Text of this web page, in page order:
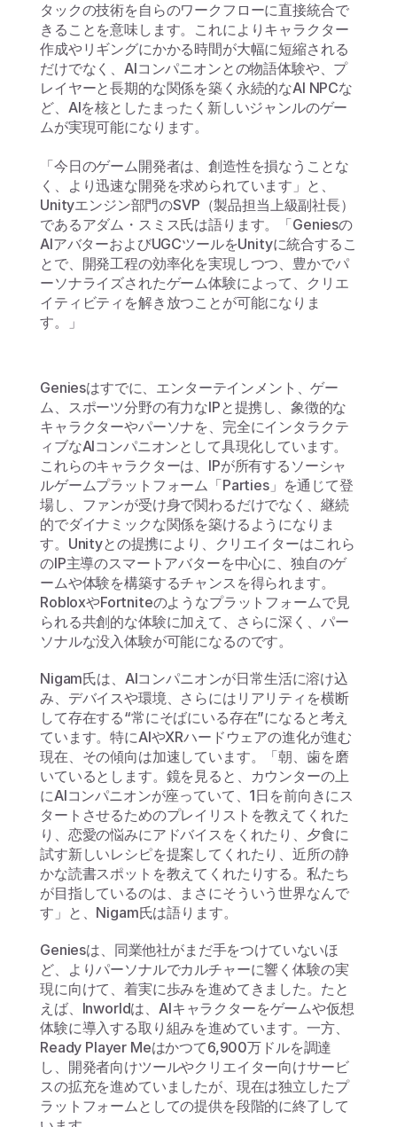
タックの技術を自らのワークフローに直接統合で
きることを意味します。これによりキャラクター
作成やリギングにかかる時間が大幅に短縮される
だけでなく、AIコンパニオンとの物語体験や、プ
レイヤーと長期的な関係を築く永続的なAI NPCな
ど、AIを核としたまったく新しいジャンルのゲー
ムが実現可能になります。
「今日のゲーム開発者は、創造性を損なうことな
く、より迅速な開発を求められています」と、
Unityエンジン部門のSVP（製品担当上級副社長）
であるアダム・スミス氏は語ります。「Geniesの
AIアバターおよびUGCツールをUnityに統合するこ
とで、開発工程の効率化を実現しつつ、豊かでパ
ーソナライズされたゲーム体験によって、クリエ
イティビティを解き放つことが可能になりま
す。」
Geniesはすでに、エンターテインメント、ゲー
ム、スポーツ分野の有力なIPと提携し、象徴的な
キャラクターやパーソナを、完全にインタラクテ
ィブなAIコンパニオンとして具現化しています。
これらのキャラクターは、IPが所有するソーシャ
ルゲームプラットフォーム「Parties」を通じて登
場し、ファンが受け身で関わるだけでなく、継続
的でダイナミックな関係を築けるようになりま
す。Unityとの提携により、クリエイターはこれら
のIP主導のスマートアバターを中心に、独自のゲ
ームや体験を構築するチャンスを得られます。
RobloxやFortniteのようなプラットフォームで見
られる共創的な体験に加えて、さらに深く、パー
ソナルな没入体験が可能になるのです。
Nigam氏は、AIコンパニオンが日常生活に溶け込
み、デバイスや環境、さらにはリアリティを横断
して存在する“常にそばにいる存在”になると考え
ています。特にAIやXRハードウェアの進化が進む
現在、その傾向は加速しています。「朝、歯を磨
いているとします。鏡を見ると、カウンターの上
にAIコンパニオンが座っていて、1日を前向きにス
タートさせるためのプレイリストを教えてくれた
り、恋愛の悩みにアドバイスをくれたり、夕食に
試す新しいレシピを提案してくれたり、近所の静
かな読書スポットを教えてくれたりする。私たち
が目指しているのは、まさにそういう世界なんで
す」と、Nigam氏は語ります。
Geniesは、同業他社がまだ手をつけていないほ
ど、よりパーソナルでカルチャーに響く体験の実
現に向けて、着実に歩みを進めてきました。たと
えば、Inworldは、AIキャラクターをゲームや仮想
体験に導入する取り組みを進めています。一方、
Ready Player Meはかつて6,900万ドルを調達
し、開発者向けツールやクリエイター向けサービ
スの拡充を進めていましたが、現在は独立したプ
ラットフォームとしての提供を段階的に終了して